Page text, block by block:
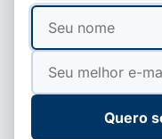
Seu
nome
Seu
mail
Quero